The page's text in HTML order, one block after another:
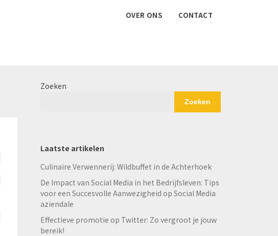
OVER ONS CONTACT
Zoeken
Zoeken
Laatste artikelen
Culinaire Verwennerij: Wildbuffet in de Achterhoek
De Impact van Social Media in het Bedrijfsleven: Tips
voor een Succesvolle Aanwezigheid op Social Media
aziendale
Effectieve promotie op Twitter: Zo vergroot je jouw
bereik!